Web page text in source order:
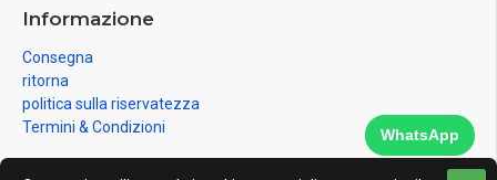
Informazione
Consegna
ritorna
politica sulla riservatezza
Termini & Condizioni
WhatsApp